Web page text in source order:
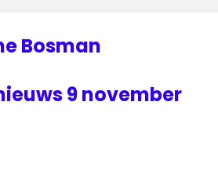
Bosman
9 november